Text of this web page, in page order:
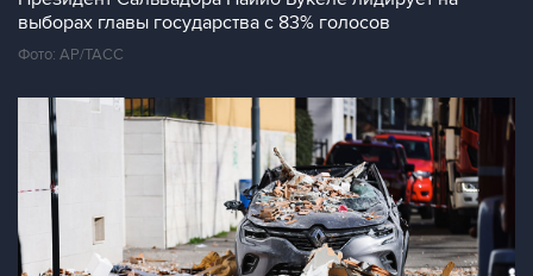
выборах главы государства с 83% голосов
Фото: AP/ТАСС